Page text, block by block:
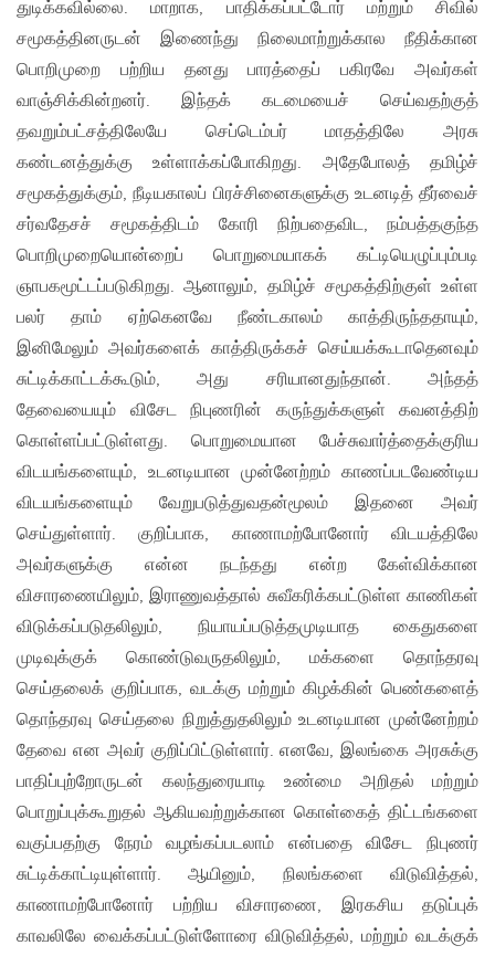
துடிக்கவில்லை. மாறாக, பாதிக்கப்பட்டோர் மற்றும் சிவில்
சமூகத்தினருடன் இணைந்து நிலைமாற்றுக்கால நீதிக்கான
பொறிமுறை பற்றிய தனது பாரத்தைப் பகிரவே அவர்கள்
வாஞ்சிக்கின்றனர். இந்தக் கடமையைச் செய்வதற்குத்
தவறும்பட்சத்திலேயே செப்டெம்பர் மாதத்திலே அரசு
கண்டனத்துக்கு உள்ளாக்கப்போகிறது. அதேபோலத் தமிழ்ச்
சமூகத்துக்கும், நீடியகாலப் பிரச்சினைகளுக்கு உடனடித் தீர்வைச்
சர்வதேசச் சமூகத்திடம் கோரி நிற்பதைவிட, நம்பத்தகுந்த
பொறிமுறையொன்றைப் பொறுமையாகக் கட்டியெழுப்பும்படி
ஞாபகமூட்டப்படுகிறது. ஆனாலும், தமிழ்ச் சமூகத்திற்குள் உள்ள
பலர் தாம் ஏற்கெனவே நீண்டகாலம் காத்திருந்ததாயும்,
இனிமேலும் அவர்களைக் காத்திருக்கச் செய்யக்கூடாதெனவும்
சுட்டிக்காட்டக்கூடும், அது சரியானதுந்தான். அந்தத்
தேவையையும் விசேட நிபுணரின் கருந்துக்களுள் கவனத்திற்
கொள்ளப்பட்டுள்ளது. பொறுமையான பேச்சுவார்த்தைக்குரிய
விடயங்களையும், உடனடியான முன்னேற்றம் காணப்படவேண்டிய
விடயங்களையும் வேறுபடுத்துவதன்மூலம் இதனை அவர்
செய்துள்ளார். குறிப்பாக, காணாமற்போனோர் விடயத்திலே
அவர்களுக்கு என்ன நடந்தது என்ற கேள்விக்கான
விசாரணையிலும், இராணுவத்தால் சுவீகரிக்கபட்டுள்ள காணிகள்
விடுக்கப்படுதலிலும், நியாயப்படுத்தமுடியாத கைதுகளை
முடிவுக்குக் கொண்டுவருதலிலும், மக்களை தொந்தரவு
செய்தலைக் குறிப்பாக, வடக்கு மற்றும் கிழக்கின் பெண்களைத்
தொந்தரவு செய்தலை நிறுத்துதலிலும் உடனடியான முன்னேற்றம்
தேவை என அவர் குறிப்பிட்டுள்ளார். எனவே, இலங்கை அரசுக்கு
பாதிப்புற்றோருடன் கலந்துரையாடி உண்மை அறிதல் மற்றும்
பொறுப்புக்கூறுதல் ஆகியவற்றுக்கான கொள்கைத் திட்டங்களை
வகுப்பதற்கு நேரம் வழங்கப்படலாம் என்பதை விசேட நிபுணர்
சுட்டிக்காட்டியுள்ளார். ஆயினும், நிலங்களை விடுவித்தல்,
காணாமற்போனோர் பற்றிய விசாரணை, இரகசிய தடுப்புக்
காவலிலே வைக்கப்பட்டுள்ளோரை விடுவித்தல், மற்றும் வடக்குக்